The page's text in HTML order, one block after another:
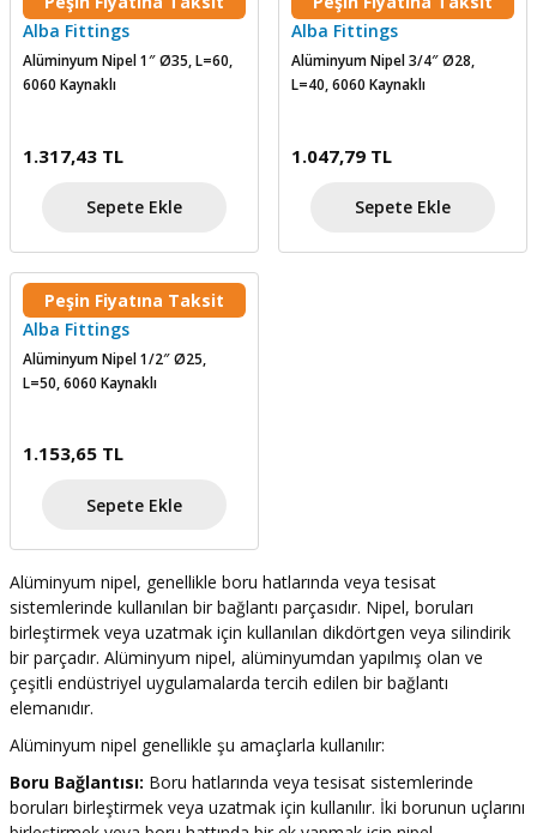
Alba Fittings
Alüminyum Nipel 1″ Ø35, L=60,
6060 Kaynaklı
1.317,43 TL
Sepete Ekle
Alba Fittings
Alüminyum Nipel 3/4″ Ø28,
L=40, 6060 Kaynaklı
1.047,79 TL
Sepete Ekle
Peşin Fiyatına Taksit
Alba Fittings
Alüminyum Nipel 1/2″ Ø25,
L=50, 6060 Kaynaklı
1.153,65 TL
Sepete Ekle
Alüminyum nipel, genellikle boru hatlarında veya tesisat
sistemlerinde kullanılan bir bağlantı parçasıdır. Nipel, boruları
birleştirmek veya uzatmak için kullanılan dikdörtgen veya silindirik
bir parçadır. Alüminyum nipel, alüminyumdan yapılmış olan ve
çeşitli endüstriyel uygulamalarda tercih edilen bir bağlantı
elemanıdır.
Alüminyum nipel genellikle şu amaçlarla kullanılır:
Boru Bağlantısı: Boru hatlarında veya tesisat sistemlerinde
boruları birleştirmek veya uzatmak için kullanılır. İki borunun uçlarını